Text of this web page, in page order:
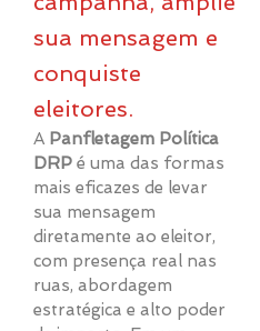
sua mensagem e
conquiste
eleitores.
A Panfletagem Política
DRP é uma das formas
mais eficazes de levar
sua mensagem
diretamente ao eleitor,
com presença real nas
ruas, abordagem
estratégica e alto poder